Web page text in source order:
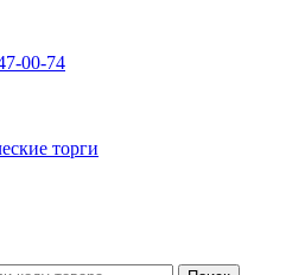
00-74
торги